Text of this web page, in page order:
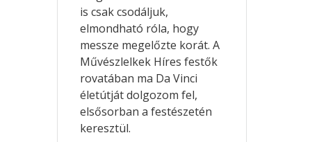
is csak csodáljuk,
elmondható róla, hogy
messze megelőzte korát. A
Művészlelkek Híres festők
rovatában ma Da Vinci
életútját dolgozom fel,
elsősorban a festészetén
keresztül.